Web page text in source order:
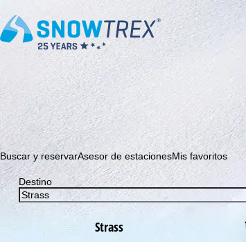
Aviso
¡Suscríbase a nuestro boletín y sea el
Buscar y reservarAsesor de estacionesMis favoritos
Destino
Strass